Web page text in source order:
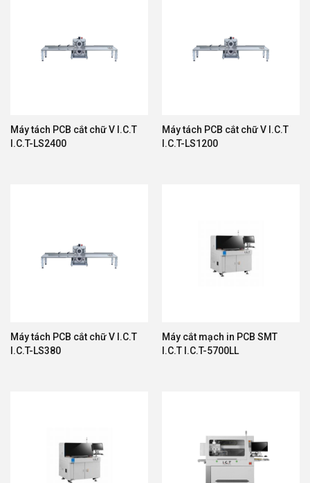
Máy tách PCB cắt chữ V I.C.T
I.C.T-LS2400
Máy tách PCB cắt chữ V I.C.T
I.C.T-LS1200
Máy tách PCB cắt chữ V I.C.T
I.C.T-LS380
Máy cắt mạch in PCB SMT
I.C.T I.C.T-5700LL